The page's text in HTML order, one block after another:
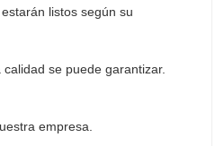
listos según su
se puede garantizar.
empresa.